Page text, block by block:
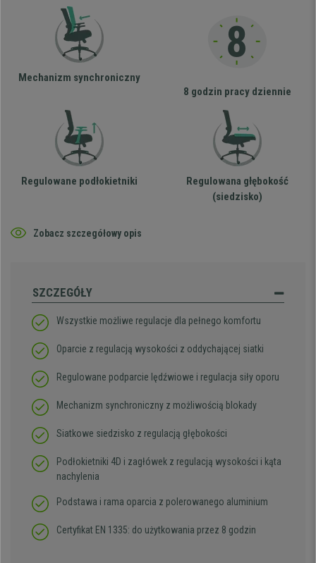
Mechanizm synchroniczny
8 godzin pracy dziennie
Regulowane podłokietniki
Regulowana głębokość
(siedzisko)
Zobacz szczegółowy opis
SZCZEGÓŁY
Wszystkie możliwe regulacje dla pełnego komfortu
Oparcie z regulacją wysokości z oddychającej siatki
Regulowane podparcie lędźwiowe i regulacja siły oporu
Mechanizm synchroniczny z możliwością blokady
Siatkowe siedzisko z regulacją głębokości
Podłokietniki 4D i zagłówek z regulacją wysokości i kąta
nachylenia
Podstawa i rama oparcia z polerowanego aluminium
Certyfikat EN 1335: do użytkowania przez 8 godzin